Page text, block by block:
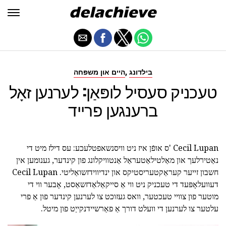
היים און משפּחה, בילדונג
טעכניק סעסיל לופּאַן: לערנען זאָל
ברענגען פרייד
Cecil Lupan 'ס אופֿן איז ניט וויסנשאפטלעכע: עס דילז מיט די
נאַטירלעך און מאַלטילאַטעראַל אַנטוויקלונג פון קינדער, גענומען אין
חשבון זייער קעראַקטעריסטיקס און ינדיווידזשואַליטי. Cecil Lupan
דעוועלאָפּעד די טעכניק ניט ווי אַ סייקאַלאַדזשאַסט, אָבער ווי די
מוטער פון צוויי טעכטער, וואס געזוכט צו לערנען קינדער פון אַ פרי
עלטער צו לערנען די וועלט דורך אַ פאַרשיידנקייַט פון מיטל.